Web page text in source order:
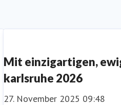
Mit einzigartigen,
karlsruhe 2026
27. November 2025 09:48